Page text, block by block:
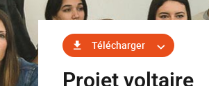
Télécharger
Projet voltaire